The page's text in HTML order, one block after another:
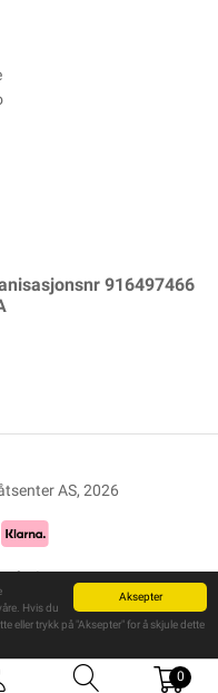
Aksepter
Hvis du
eller trykk på "Aksepter" for å skjule dette
0
916497466
AS, 2026